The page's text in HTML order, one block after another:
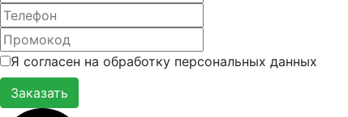
Я согласен на обработку персональных данных
Заказать